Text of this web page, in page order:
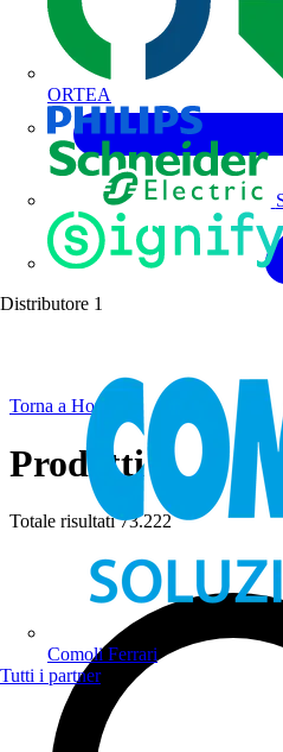
ORTEA
Distributore 1
Comoli Ferrari
Tutti i partner
Torna a Home
Prodotti
Totale risultati73.222